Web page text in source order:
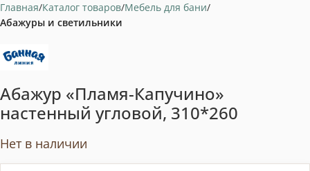
Главная Каталог товаров Мебель для бани
Абажуры и светильники
Абажур «Пламя-Капучино»
настенный угловой, 310*260
Нет в наличии